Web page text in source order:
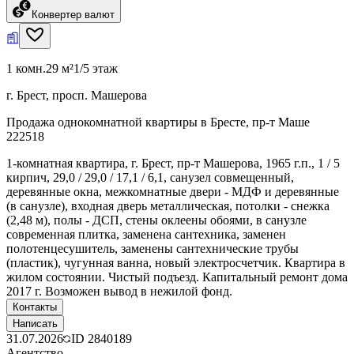
Конвертер валют
1 комн.29 м²1/5 этаж
г. Брест, просп. Машерова
Продажа однокомнатной квартиры в Бресте, пр-т Маше
222518
1-комнатная квартира, г. Брест, пр-т Машерова, 1965 г.п., 1 / 5
кирпич, 29,0 / 29,0 / 17,1 / 6,1, санузел совмещенный,
деревянные окна, межкомнатные двери - МДФ и деревянные
(в санузле), входная дверь металлическая, потолки - снежка
(2,48 м), полы - ДСП, стены оклеены обоями, в санузле
современная плитка, заменена сантехника, заменен
полотенцесушитель, заменены сантехнические трубы
(пластик), чугунная ванна, новый электросчетчик. Квартира в
жилом состоянии. Чистый подъезд. Капитальный ремонт дома
2017 г. Возможен вывод в нежилой фонд.
Контакты
Написать
31.07.2026 ID 2840189